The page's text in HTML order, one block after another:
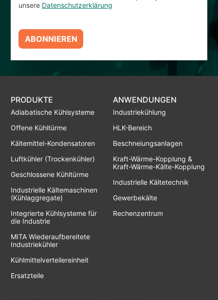
unsere Datenschutzerklärung
ABONNIEREN
PRODUKTE
Adiabatische Kühlsysteme
Offene Kühltürme
Kältemittel-Kondensatoren
Luftkühler (Trockenkühler)
Geschlossene Kühltürme
Industrielle Kältemaschinen
(Kühlaggregate)
Integrierte Kühlsysteme für
die Industrie
MITA Wiederaufbereitete
Industriekühler
Kühlmittelverteilereinheit
Ersatzteile
ANWENDUNGEN
Industriekühlung
HLK-Bereich
Beschneiungsanlagen
Kraft-Wärme-Kopplung &
Kraft-Wärme-Kälte-Kopplung
Industrielle Kältetechnik
Gewerbekälte
Rechenzentrum